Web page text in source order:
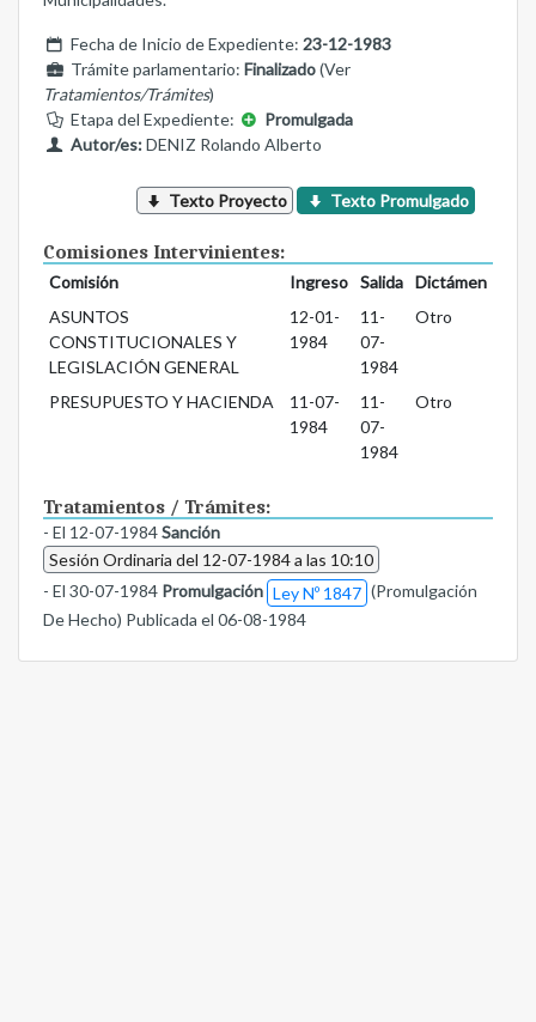
Fecha de Inicio de Expediente: 23-12-1983
Trámite parlamentario: Finalizado(Ver
Tratamientos/Trámites)
Etapa del Expediente:
Promulgada
Autor/es:DENIZ Rolando Alberto
Texto Proyecto Texto Promulgado
Comisiones Intervinientes:
Comisión Ingreso Salida
Dictámen
ASUNTOS
CONSTITUCIONALES Y
LEGISLACIÓN GENERAL
12-01-
1984
11-
07-
1984
Otro
PRESUPUESTO Y HACIENDA
11-07-
1984
11-
07-
1984
Otro
Tratamientos / Trámites:
- El 12-07-1984Sanción
Sesión Ordinaria del 12-07-1984 a las 10:10
- El 30-07-1984 Promulgación Ley Nº 1847 (Promulgación
De Hecho) Publicada el 06-08-1984